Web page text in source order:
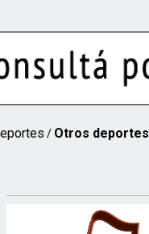
/ Otros deportes